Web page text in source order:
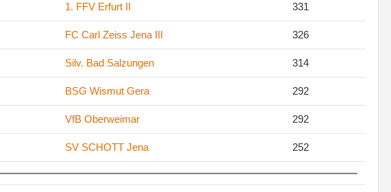
1. FFV Erfurt II 331
FC Carl Zeiss Jena III 326
Silv. Bad Salzungen 314
BSG Wismut Gera 292
VfB Oberweimar 292
SV SCHOTT Jena 252